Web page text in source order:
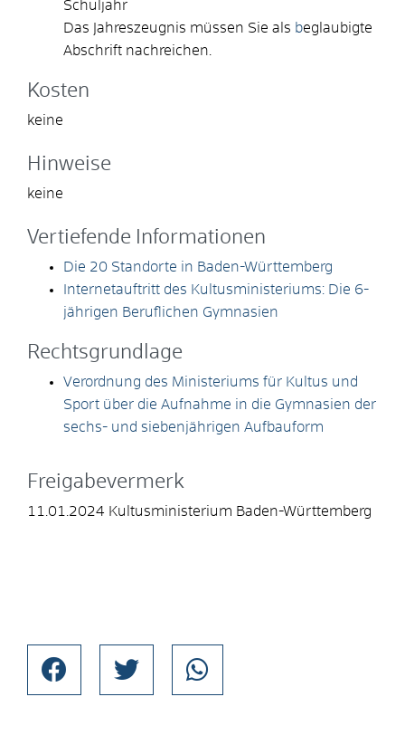
Schuljahr
Das Jahreszeugnis müssen Sie als beglaubigte
Abschrift nachreichen.
Kosten
keine
Hinweise
keine
Vertiefende Informationen
Die 20 Standorte in Baden-Württemberg
Internetauftritt des Kultusministeriums: Die 6-
jährigen Beruflichen Gymnasien
Rechtsgrundlage
Verordnung des Ministeriums für Kultus und
Sport über die Aufnahme in die Gymnasien der
sechs- und siebenjährigen Aufbauform
Freigabevermerk
11.01.2024 Kultusministerium Baden-Württemberg